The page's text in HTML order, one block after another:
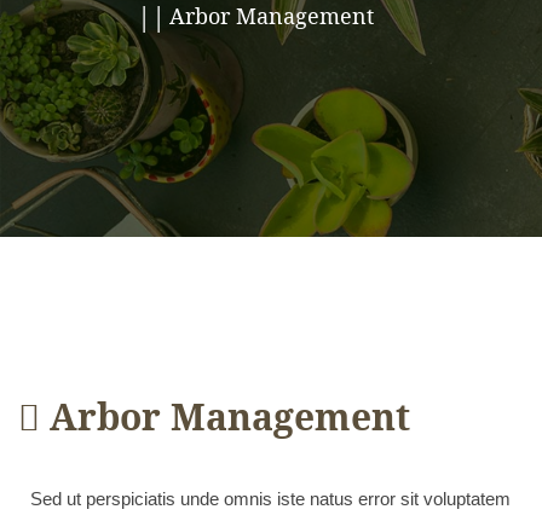
Arbor Management
Arbor Management
Sed ut perspiciatis unde omnis iste natus error sit voluptatem